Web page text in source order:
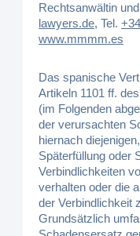
Rechtsanwältin
lawyers.de,Tel.
www.mmmm.es
Das spanische
Artikeln 1101 ff.
(im Folgenden
der verursachten
hiernach
Späterfüllung oder
Verbindlichkeiten
verhalten oder die
der Verbindlichkeit
Grundsätzlich